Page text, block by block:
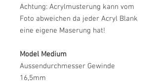
Achtung: Acrylmusterung kann vom
Foto abweichen da jeder Acryl Blank
eine eigene Maserung hat!
Model Medium
Aussendurchmesser Gewinde
16,5mm